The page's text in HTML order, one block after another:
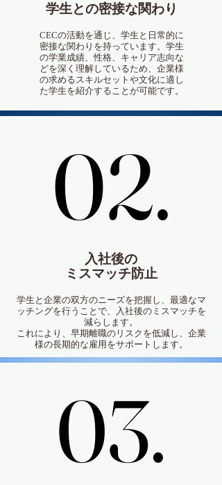
学生との密接な関わり
CECの活動を通じ、学生と日常的に
密接な関わりを持っています。学生
の学業成績、性格、キャリア志向な
どを深く理解しているため、企業様
の求めるスキルセットや文化に適し
た学生を紹介することが可能です。
02.
02.
入社後の
ミスマッチ防止
学生と企業の双方のニーズを把握し、最適なマ
ッチングを行うことで、入社後のミスマッチを
減らします。
これにより、早期離職のリスクを低減し、企業
様の⻑期的な雇用をサポートします。
03.
03.